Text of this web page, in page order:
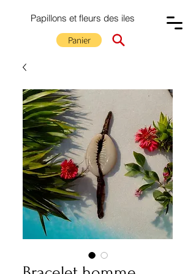
Papillons et fleurs des iles
Panier